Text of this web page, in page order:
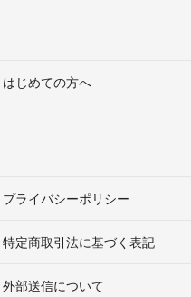
はじめての方へ
プライバシーポリシー
特定商取引法に基づく表記
外部送信について